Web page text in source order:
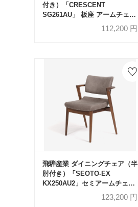
付き）「CRESCENT
SG261AU」 板座 アームチェア
ウォールナット材 WA色【受注
112,200円
飛騨産業 ダイニングチェア（半
肘付き）「SEOTO-EX
KX250AU2」セミアームチェア
ウォールナット材 WA色 布#C
ガウチョGR【受注生産品】
123,200円